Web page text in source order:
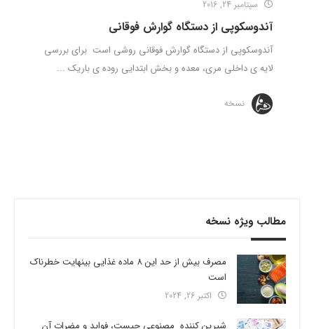
سپتامبر 24, 2016
آندوسکوپی از دستگاه گوارش فوقانی
آندوسکوپی از دستگاه گوارش فوقانی روشی است برای بررسی
لایه ی داخلی مری، معده و بخش ابتدایی روده ی باریک ...
نسخه
مطالب ویژه نسخه
مصرف بیش از حد این 8 ماده غذایی بینهایت خطرناک
است
اکتبر 26, 2024